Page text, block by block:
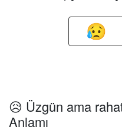
😥 Üzgün ama
Anlamı